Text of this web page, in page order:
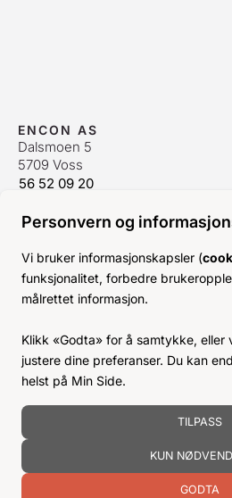
Personvern og
Vi bruker informasjonskapsler (
funksjonalitet, forbedre
målrettet informasjon.
Klikk «Godta» for å samtykke, eller
justere dine preferanser. Du kan
helst på Min Side.
TILPASS
KUN
GODTA
ENCON AS
Dalsmoen 5
5709 Voss
56 52 09 20
ÅPNINGSTIDER
Man-Fre:08–16
Lør-Søn: Stengt
Helligdager:Stengt
KJØPSVILKÅR
BLI KUNDE